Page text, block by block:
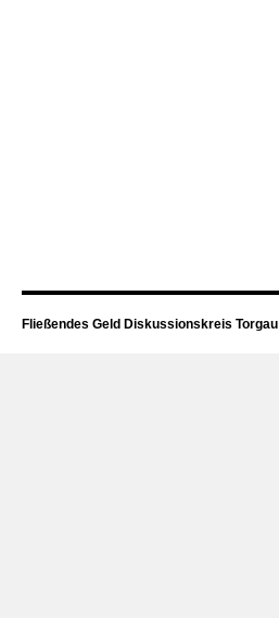
Fließendes Geld Diskussionskreis Torgau